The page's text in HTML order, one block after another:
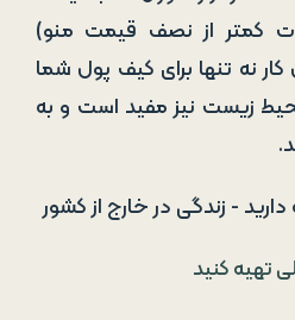
کمتر از نصف قیمت منو)
کار نه تنها برای کیف پول شما
زیست نیز مفید است و به
تهیه کنید